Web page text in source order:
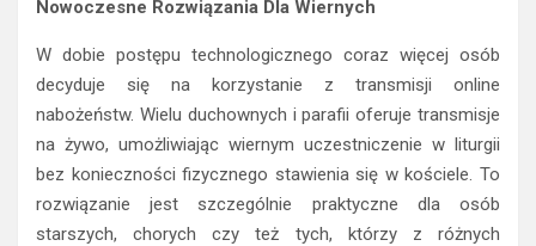
Nowoczesne Rozwiązania Dla Wiernych
W dobie postępu technologicznego coraz więcej osób
decyduje się na korzystanie z transmisji online
nabożeństw. Wielu duchownych i parafii oferuje transmisje
na żywo, umożliwiając wiernym uczestniczenie w liturgii
bez konieczności fizycznego stawienia się w kościele. To
rozwiązanie jest szczególnie praktyczne dla osób
starszych, chorych czy też tych, którzy z różnych